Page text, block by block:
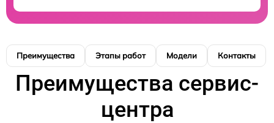
Преимущества Этапы работ Модели Контакты
Преимущества сервис-
центра